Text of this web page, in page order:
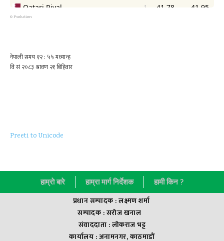
© Psolution
Preeti to Unicode
हाम्राे बारे हाम्रा मार्ग निर्देशक हामी किन ?
प्रधान सम्पादक : लक्ष्मण शर्मा
सम्पादक : सराेज खनाल
संवाददाता : लाेकराज भट्ट
कार्यालय : अनामनगर, काठमाडौं